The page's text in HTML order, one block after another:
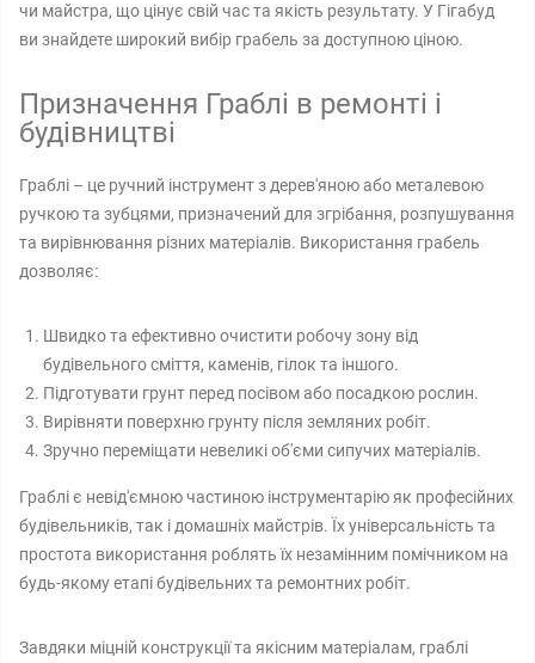
чи майстра, що цінує свій час та якість результату. У Гігабуд
ви знайдете широкий вибір грабель за доступною ціною.
Призначення Граблі в ремонті і
будівництві
Граблі – це ручний інструмент з дерев'яною або металевою
ручкою та зубцями, призначений для згрібання, розпушування
та вирівнювання різних матеріалів. Використання грабель
дозволяє:
Швидко та ефективно очистити робочу зону від
будівельного сміття, каменів, гілок та іншого.
Підготувати грунт перед посівом або посадкою рослин.
Вирівняти поверхню грунту після земляних робіт.
Зручно переміщати невеликі об'єми сипучих матеріалів.
Граблі є невід'ємною частиною інструментарію як професійних
будівельників, так і домашніх майстрів. Їх універсальність та
простота використання роблять їх незамінним помічником на
будь-якому етапі будівельних та ремонтних робіт.
Завдяки міцній конструкції та якісним матеріалам, граблі